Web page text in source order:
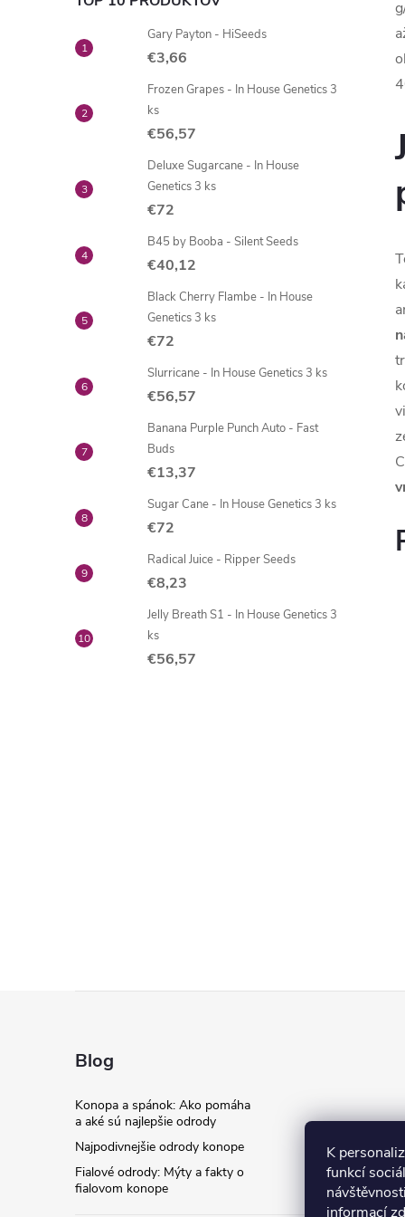
K
funkcí
informací
Gary Payton - HiSeeds
€3,66
Frozen Grapes - In House Genetics 3
ks
€56,57
Deluxe Sugarcane - In House
Genetics 3 ks
€72
B45 by Booba - Silent Seeds
€40,12
Black Cherry Flambe - In House
Genetics 3 ks
€72
Slurricane - In House Genetics 3 ks
€56,57
Banana Purple Punch Auto - Fast
Buds
€13,37
Sugar Cane - In House Genetics 3 ks
€72
Radical Juice - Ripper Seeds
€8,23
Jelly Breath S1 - In House Genetics 3
ks
€56,57
Blog
Konopa a spánok: Ako pomáha
a aké sú najlepšie odrody
Najpodivnejšie odrody konope
Fialové odrody: Mýty a fakty o
fialovom konope